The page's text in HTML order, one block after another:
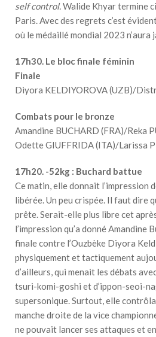
self control.Walide Khyar termine
Paris. Avec des regrets c’est
où le médaillé mondial 2023 n’aura
17h30. Le bloc finale féminin
Finale
Diyora KELDIYOROVA (UZB)/
Combats pour le bronze
Amandine BUCHARD (FRA)/Reka
Odette GIUFFRIDA (ITA)/Larissa
17h20. -52kg : Buchard battue
Ce matin, elle donnait l’impression
libérée. Un peu crispée. Il faut dire
prête. Serait-elle plus libre cet
l’impression qu’a donné Amandine
finale contre l’Ouzbèke Diyora
physiquement et tactiquement
d’ailleurs, qui menait les débats
tsuri-komi-goshi et d’ippon-seoi-
supersonique. Surtout, elle
manche droite de la vice
ne pouvait lancer ses attaques et